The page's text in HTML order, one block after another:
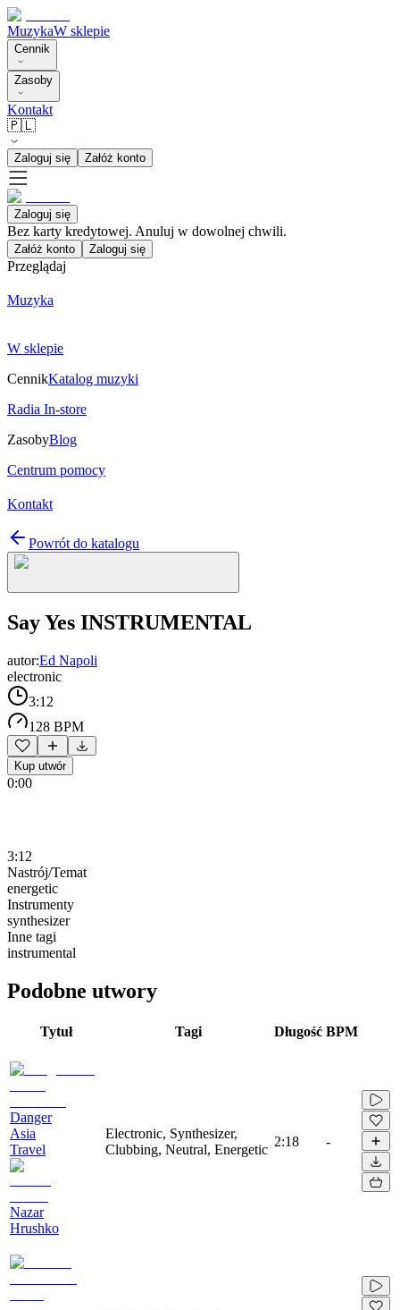
MuzykaW sklepie
Cennik
Zasoby
Kontakt
🇵🇱
Zaloguj się Załóż konto
Zaloguj się
Bez karty kredytowej. Anuluj w dowolnej chwili.
Załóż konto Zaloguj się
Przeglądaj
Muzyka
W sklepie
CennikKatalog muzyki
Radia In-store
ZasobyBlog
Centrum pomocy
Kontakt
Powrót do katalogu
Say Yes INSTRUMENTAL
autor:Ed Napoli
electronic
3:12
128 BPM
Kup utwór
0:00
3:12
Nastrój/Temat
energetic
Instrumenty
synthesizer
Inne tagi
instrumental
Podobne utwory
Tytuł Tagi Długość BPM
Danger
Asia
Travel
Nazar
Hrushko
Electronic, Synthesizer,
Clubbing, Neutral, Energetic
2:18 -